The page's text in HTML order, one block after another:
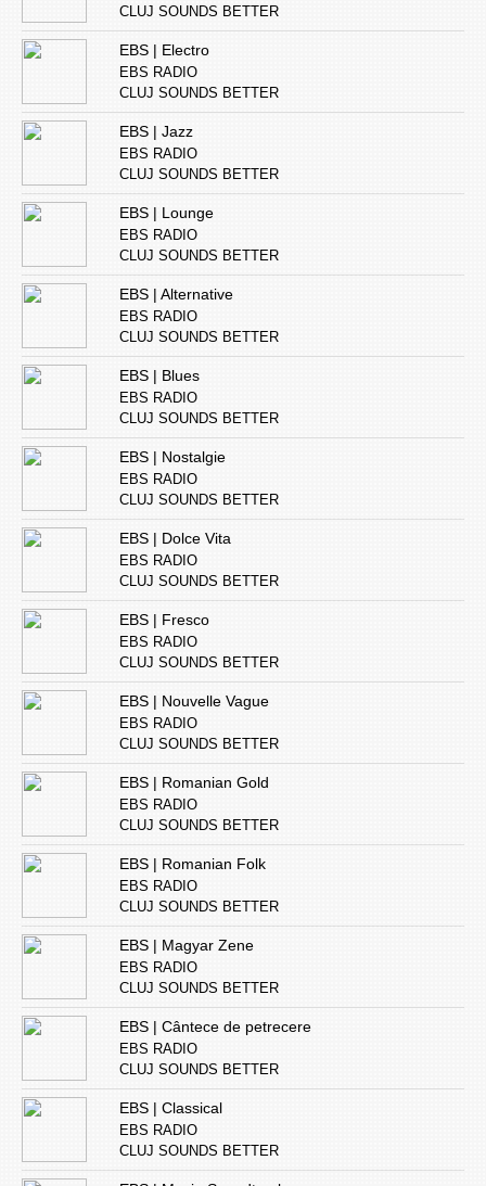
CLUJ SOUNDS BETTER
EBS | Electro
EBS RADIO
CLUJ SOUNDS BETTER
EBS | Jazz
EBS RADIO
CLUJ SOUNDS BETTER
EBS | Lounge
EBS RADIO
CLUJ SOUNDS BETTER
EBS | Alternative
EBS RADIO
CLUJ SOUNDS BETTER
EBS | Blues
EBS RADIO
CLUJ SOUNDS BETTER
EBS | Nostalgie
EBS RADIO
CLUJ SOUNDS BETTER
EBS | Dolce Vita
EBS RADIO
CLUJ SOUNDS BETTER
EBS | Fresco
EBS RADIO
CLUJ SOUNDS BETTER
EBS | Nouvelle Vague
EBS RADIO
CLUJ SOUNDS BETTER
EBS | Romanian Gold
EBS RADIO
CLUJ SOUNDS BETTER
EBS | Romanian Folk
EBS RADIO
CLUJ SOUNDS BETTER
EBS | Magyar Zene
EBS RADIO
CLUJ SOUNDS BETTER
EBS | Cântece de petrecere
EBS RADIO
CLUJ SOUNDS BETTER
EBS | Classical
EBS RADIO
CLUJ SOUNDS BETTER